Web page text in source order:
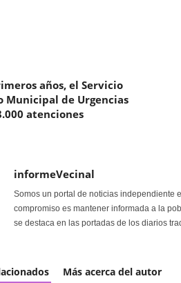
años, el Servicio
Municipal de Urgencias
atenciones
informeVecinal
Somos un portal de noticias independiente
compromiso es mantener informada a la
se destaca en las portadas de los diarios
Más acerca del autor